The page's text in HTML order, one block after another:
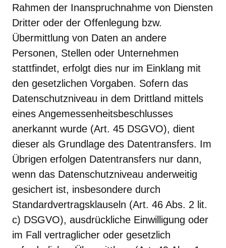
Rahmen der Inanspruchnahme von Diensten
Dritter oder der Offenlegung bzw.
Übermittlung von Daten an andere
Personen, Stellen oder Unternehmen
stattfindet, erfolgt dies nur im Einklang mit
den gesetzlichen Vorgaben. Sofern das
Datenschutzniveau in dem Drittland mittels
eines Angemessenheitsbeschlusses
anerkannt wurde (Art. 45 DSGVO), dient
dieser als Grundlage des Datentransfers. Im
Übrigen erfolgen Datentransfers nur dann,
wenn das Datenschutzniveau anderweitig
gesichert ist, insbesondere durch
Standardvertragsklauseln (Art. 46 Abs. 2 lit.
c) DSGVO), ausdrückliche Einwilligung oder
im Fall vertraglicher oder gesetzlich